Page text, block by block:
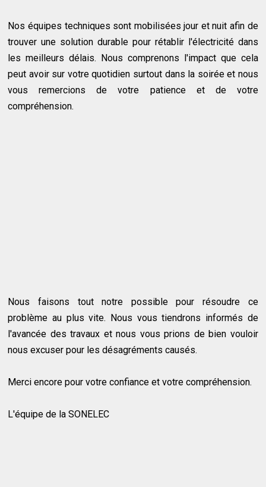
Nos équipes techniques sont mobilisées jour et nuit afin de
trouver une solution durable pour rétablir l'électricité dans
les meilleurs délais. Nous comprenons l'impact que cela
peut avoir sur votre quotidien surtout dans la soirée et nous
vous remercions de votre patience et de votre
compréhension.
Nous faisons tout notre possible pour résoudre ce
problème au plus vite. Nous vous tiendrons informés de
l'avancée des travaux et nous vous prions de bien vouloir
nous excuser pour les désagréments causés.
Merci encore pour votre confiance et votre compréhension.
L'équipe de la SONELEC